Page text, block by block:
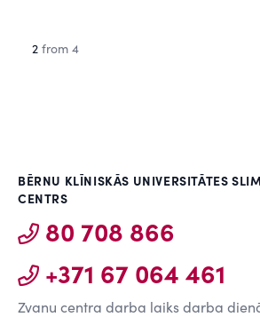
2 from 4
BĒRNU KLĪNISKĀS UNIVERSITĀTES
CENTRS
80 708 866
+371 67 064 461
Zvanu centra darba laiks darba